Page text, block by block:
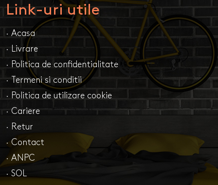
Link-uri utile
· Acasa
· Livrare
· Politica de confidentialitate
· Termeni si conditii
· Politica de utilizare cookie
· Cariere
· Retur
· Contact
· ANPC
· SOL